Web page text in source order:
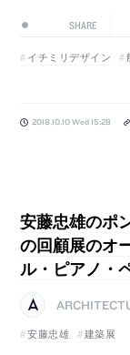
SHARE
イチミリデザイン
2018.10.10 Wed 15:28
安藤忠雄のポ
の回顧展のオ
ル・ピアノ・
安藤忠雄
建築展